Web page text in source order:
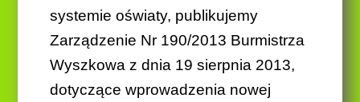
systemie oświaty, publikujemy
Zarządzenie Nr 190/2013 Burmistrza
Wyszkowa z dnia 19 sierpnia 2013,
dotyczące wprowadzenia nowej